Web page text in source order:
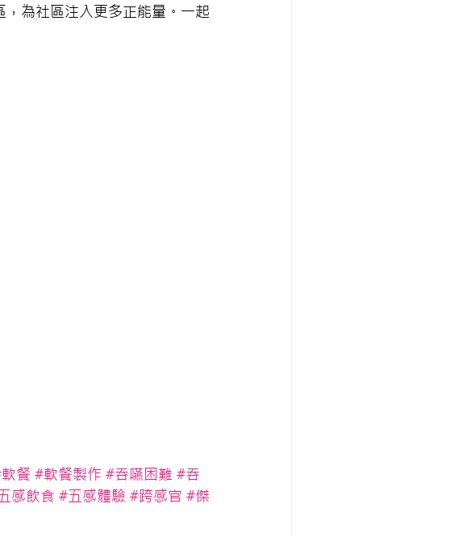
為社區注入更多正能量。一起
餐 #軟餐製作 #吞嚥困難 #吞
感飲食 #五感體驗 #跨感官 #傑